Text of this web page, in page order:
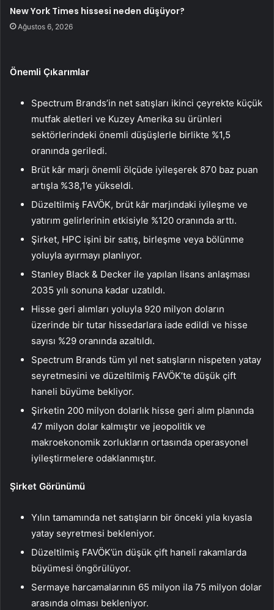
New York Times hissesi neden düşüyor?
Ağustos 6, 2026
Önemli Çıkarımlar
Spectrum Brands’in net satışları ikinci çeyrekte küçük
mutfak aletleri ve Kuzey Amerika su ürünleri
sektörlerindeki önemli düşüşlerle birlikte %1,5
oranında geriledi.
Brüt kâr marjı önemli ölçüde iyileşerek 870 baz puan
artışla %38,1’e yükseldi.
Düzeltilmiş FAVÖK, brüt kâr marjındaki iyileşme ve
yatırım gelirlerinin etkisiyle %120 oranında arttı.
Şirket, HPC işini bir satış, birleşme veya bölünme
yoluyla ayırmayı planlıyor.
Stanley Black & Decker ile yapılan lisans anlaşması
2035 yılı sonuna kadar uzatıldı.
Hisse geri alımları yoluyla 920 milyon doların
üzerinde bir tutar hissedarlara iade edildi ve hisse
sayısı %29 oranında azaltıldı.
Spectrum Brands tüm yıl net satışların nispeten yatay
seyretmesini ve düzeltilmiş FAVÖK’te düşük çift
haneli büyüme bekliyor.
Şirketin 200 milyon dolarlık hisse geri alım planında
47 milyon dolar kalmıştır ve jeopolitik ve
makroekonomik zorlukların ortasında operasyonel
iyileştirmelere odaklanmıştır.
Şirket Görünümü
Yılın tamamında net satışların bir önceki yıla kıyasla
yatay seyretmesi bekleniyor.
Düzeltilmiş FAVÖK’ün düşük çift haneli rakamlarda
büyümesi öngörülüyor.
Sermaye harcamalarının 65 milyon ila 75 milyon dolar
arasında olması bekleniyor.